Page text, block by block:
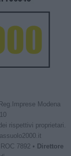
Modena
rispettivi proprietari.
7892 • Direttore